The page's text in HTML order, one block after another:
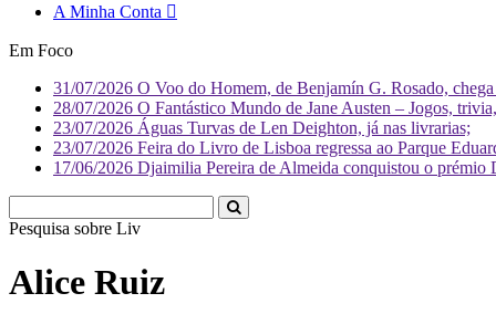
A Minha Conta
Em Foco
31/07/2026 O Voo do Homem, de Benjamín G. Rosado,
28/07/2026 O Fantástico Mundo de Jane Austen – Jogos,
23/07/2026 Águas Turvas de Len Deighton, já nas livrarias;
23/07/2026 Feira do Livro de Lisboa regressa ao Parque
17/06/2026 Djaimilia Pereira de Almeida conquistou o
Pesquisa sobre Literatura
Alice Ruiz